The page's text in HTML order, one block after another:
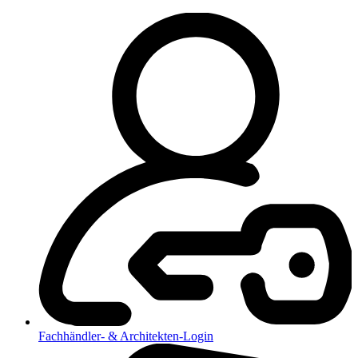
Fachhändler- & Architekten-Login